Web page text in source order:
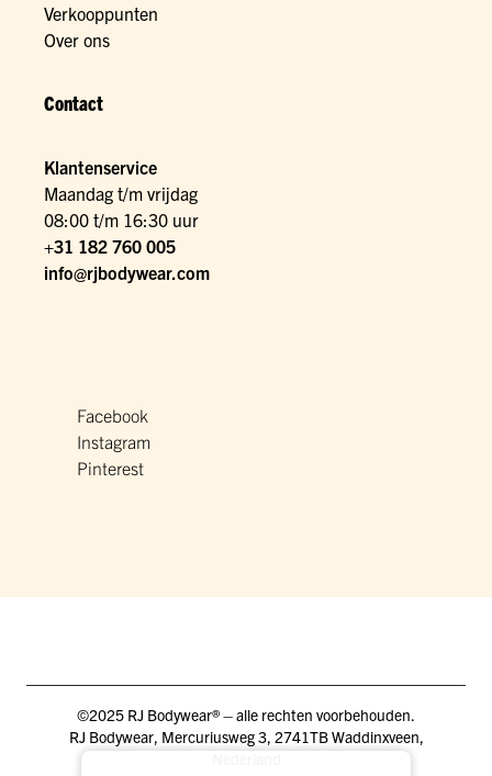
Verkooppunten
Over ons
Contact
Klantenservice
Maandag t/m vrijdag
08:00 t/m 16:30 uur
+31 182 760 005
info@rjbodywear.com
Facebook
Instagram
Pinterest
©2025 RJ Bodywear® – alle rechten voorbehouden.
RJ Bodywear, Mercuriusweg 3, 2741TB Waddinxveen,